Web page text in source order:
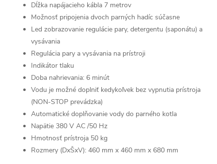
Dĺžka napájacieho kábla 7 metrov
Možnosť pripojenia dvoch parných hadíc súčasne
Led zobrazovanie regulácie pary, detergentu (saponátu) a
vysávania
Regulácia pary a vysávania na prístroji
Indikátor tlaku
Doba nahrievania: 6 minút
Vodu je možné doplniť kedykoľvek bez vypnutia prístroja
(NON-STOP prevádzka)
Automatické doplňovanie vody do parného kotla
Napätie 380 V AC /50 Hz
Hmotnosť prístroja 50 kg
Rozmery (DxŠxV): 460 mm x 460 mm x 680 mm